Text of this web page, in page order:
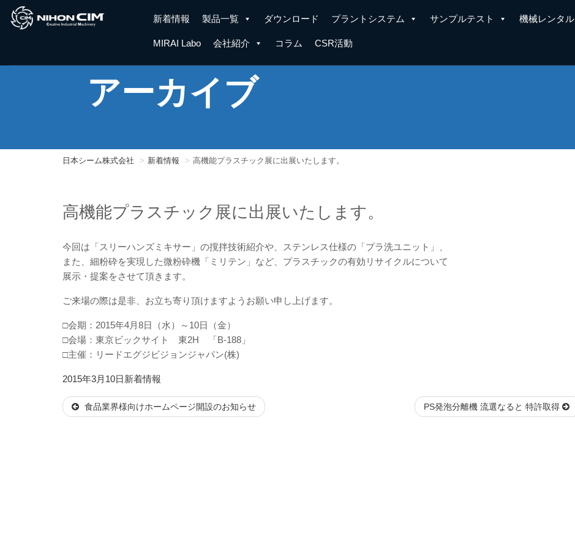
新着情報 製品一覧 ダウンロード プラントシステム サンプルテスト 機械レンタル
MIRAI Labo 会社紹介 コラム CSR活動
アーカイブ
日本シーム株式会社 新着情報 高機能プラスチック展に出展いたします。
高機能プラスチック展に出展いたします。
今回は「スリーハンズミキサー」の撹拌技術紹介や、ステンレス仕様の「プラ洗ユニット」、
また、細粉砕を実現した微粉砕機「ミリテン」など、プラスチックの有効リサイクルについて
展示・提案をさせて頂きます。
ご来場の際は是非、お立ち寄り頂けますようお願い申し上げます。
□会期：2015年4月8日（水）～10日（金）
□会場：東京ビックサイト 東2H 「B-188」
□主催：リードエグジビジョンジャパン(株)
投
日:
2015年3月10日カ
ゴ
新着情報
食品業界様向けホームページ開設のお知らせ PS発泡分離機 流選なると 特許取得